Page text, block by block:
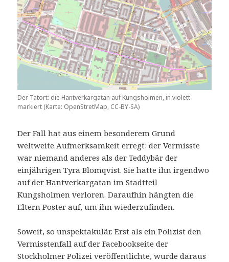
Der Tatort: die Hantverkargatan auf Kungsholmen, in violett
markiert (Karte: OpenStretMap, CC-BY-SA)
Der Fall hat aus einem besonderem Grund
weltweite Aufmerksamkeit erregt: der Vermisste
war niemand anderes als der Teddybär der
einjährigen Tyra Blomqvist. Sie hatte ihn irgendwo
auf der Hantverkargatan im Stadtteil
Kungsholmen verloren. Daraufhin hängten die
Eltern Poster auf, um ihn wiederzufinden.
Soweit, so unspektakulär. Erst als ein Polizist den
Vermisstenfall auf der Facebookseite der
Stockholmer Polizei veröffentlichte, wurde daraus